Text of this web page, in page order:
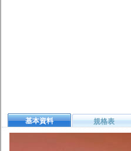
基本資料 規格表